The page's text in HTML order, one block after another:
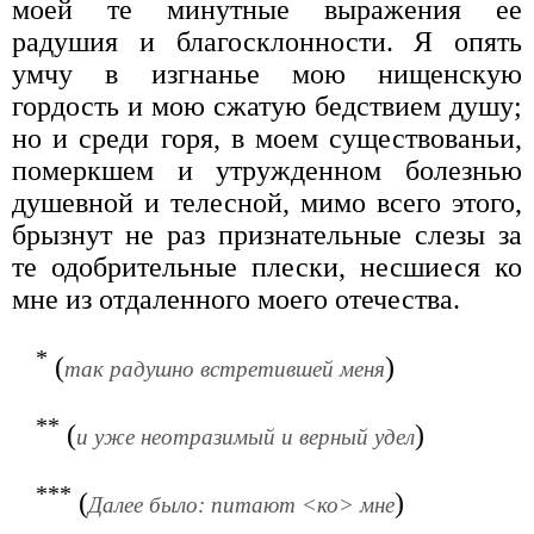
моей те минутные выражения ее
радушия и благосклонности. Я опять
умчу в изгнанье мою нищенскую
гордость и мою сжатую бедствием душу;
но и среди горя, в моем существованьи,
померкшем и утружденном болезнью
душевной и телесной, мимо всего этого,
брызнут не раз признательные слезы за
те одобрительные плески, несшиеся ко
мне из отдаленного моего отечества.
* (так радушно встретившей меня)
** (и уже неотразимый и верный удел)
*** (Далее было: питают <ко> мне)